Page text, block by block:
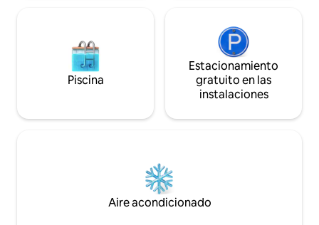
Piscina
Estacionamiento
gratuito en las
instalaciones
Aire acondicionado